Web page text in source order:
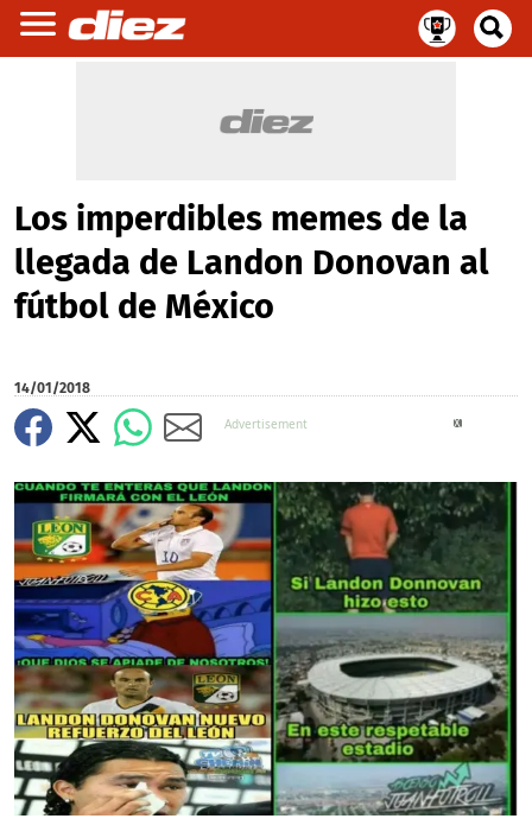
Los imperdibles memes de la
llegada de Landon Donovan al
fútbol de México
14/01/2018
X